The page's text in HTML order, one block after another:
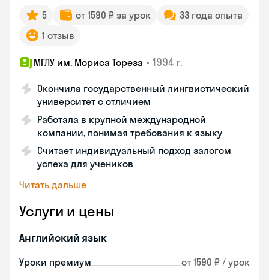
5 от 1590 ₽ за урок
33 года опыта
1 отзыв
МГЛУ им. Мориса Тореза • 1994 г.
Окончила государственный лингвистический
университет с отличием
Работала в крупной международной
компании, понимая требования к языку
Считает индивидуальный подход залогом
успеха для учеников
Читать дальше
Услуги и цены
Английский язык
Уроки премиум от 1590 ₽ / урок